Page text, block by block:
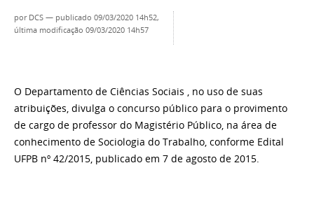
por DCS — publicado 09/03/2020 14h52,
última modificação 09/03/2020 14h57
O Departamento de Ciências Sociais , no uso de suas
atribuições, divulga o concurso público para o provimento
de cargo de professor do Magistério Público, na área de
conhecimento de Sociologia do Trabalho, conforme Edital
UFPB nº 42/2015, publicado em 7 de agosto de 2015.